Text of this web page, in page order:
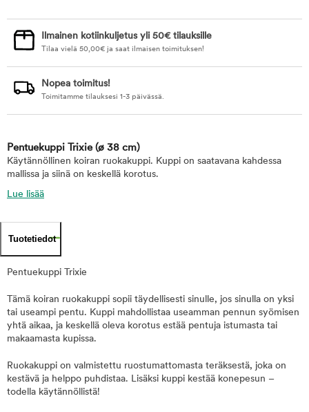
Ilmainen kotiinkuljetus yli 50€ tilauksille
Tilaa vielä 50,00€ ja saat ilmaisen toimituksen!
Nopea toimitus!
Toimitamme tilauksesi 1-3 päivässä.
Pentuekuppi Trixie (ø 38 cm)
Käytännöllinen koiran ruokakuppi. Kuppi on saatavana kahdessa
mallissa ja siinä on keskellä korotus.
Lue lisää
Tuotetiedot
Pentuekuppi Trixie
Tämä koiran ruokakuppi sopii täydellisesti sinulle, jos sinulla on yksi
tai useampi pentu. Kuppi mahdollistaa useamman pennun syömisen
yhtä aikaa, ja keskellä oleva korotus estää pentuja istumasta tai
makaamasta kupissa.
Ruokakuppi on valmistettu ruostumattomasta teräksestä, joka on
kestävä ja helppo puhdistaa. Lisäksi kuppi kestää konepesun –
todella käytännöllistä!